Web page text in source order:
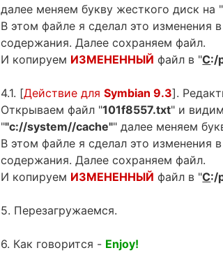
далее меняем букву жесткого диск на "
В этом файле я сделал это изменения
содержания. Далее сохраняем файл.
И копируем ИЗМЕНЕННЫЙ файл в "C:/
4.1. [Действие дляSymbian 9.3].
Открываем файл "101f8557.txt" и
""c://system//cache"" далее меняем
В этом файле я сделал это изменения
содержания. Далее сохраняем файл.
И копируем ИЗМЕНЕННЫЙ файл в "C:/
5. Перезагружаемся.
6. Как говорится - Enjoy!